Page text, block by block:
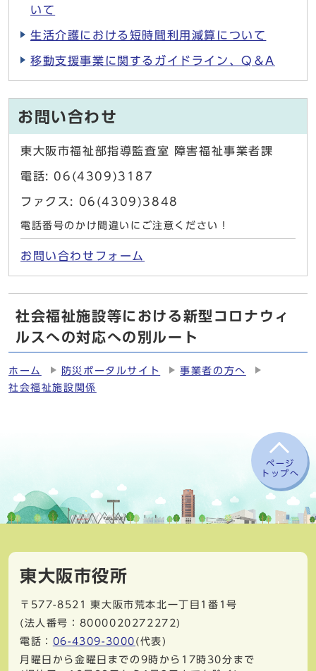
いて
生活介護における短時間利用減算について
移動支援事業に関するガイドライン、Q＆A
お問い合わせ
東大阪市福祉部指導監査室 障害福祉事業者課
電話: 06(4309)3187
ファクス: 06(4309)3848
電話番号のかけ間違いにご注意ください！
お問い合わせフォーム
社会福祉施設等における新型コロナウィ
ルスへの対応への別ルート
ホーム 防災ポータルサイト
事業者の方へ
社会福祉施設関係
ページ
トップへ
東大阪市役所
〒577-8521
東大阪市荒本北一丁目1番1号
(法人番号：8000020272272)
電話： 06-4309-3000 (代表)
月曜日から金曜日までの9時から17時30分まで